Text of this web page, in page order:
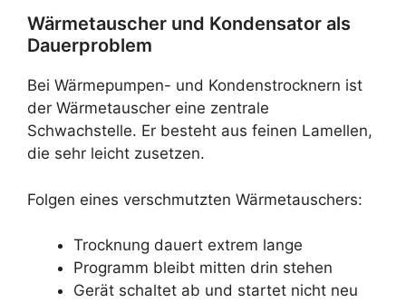
Wärmetauscher und Kondensator als
Dauerproblem
Bei Wärmepumpen- und Kondenstrocknern ist
der Wärmetauscher eine zentrale
Schwachstelle. Er besteht aus feinen Lamellen,
die sehr leicht zusetzen.
Folgen eines verschmutzten Wärmetauschers:
Trocknung dauert extrem lange
Programm bleibt mitten drin stehen
Gerät schaltet ab und startet nicht neu